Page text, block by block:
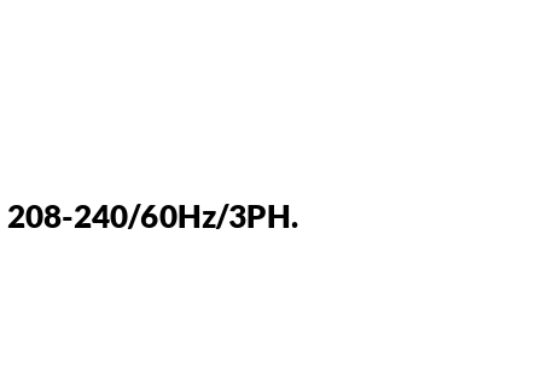
208-240/60Hz/3PH.